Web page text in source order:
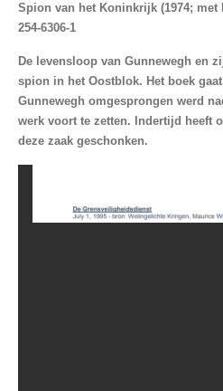
Spion van het Koninkrijk (1974; met
254-6306-1
De levensloop van Gunnewegh en
spion in het Oostblok. Het boek
Gunnewegh omgesprongen werd
werk voort te zetten. Indertijd heeft
deze zaak geschonken.